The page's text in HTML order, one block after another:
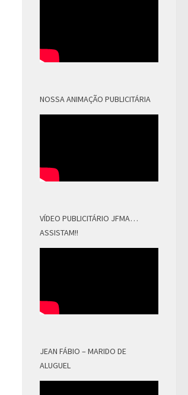
NOSSA ANIMAÇÃO PUBLICITÁRIA
VÍDEO PUBLICITÁRIO JFMA…
ASSISTAM!!
JEAN FÁBIO – MARIDO DE
ALUGUEL